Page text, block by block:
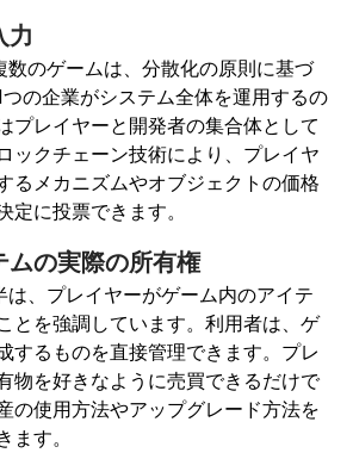
力
のゲームは、分散化の原則に基づ
の企業がシステム全体を運用するの
プレイヤーと開発者の集合体として
ックチェーン技術により、プレイヤ
るメカニズムやオブジェクトの価格
定に投票できます。
ムの実際の所有権
、プレイヤーがゲーム内のアイテ
とを強調しています。利用者は、ゲ
するものを直接管理できます。プレ
物を好きなように売買できるだけで
の使用方法やアップグレード方法を
ます。